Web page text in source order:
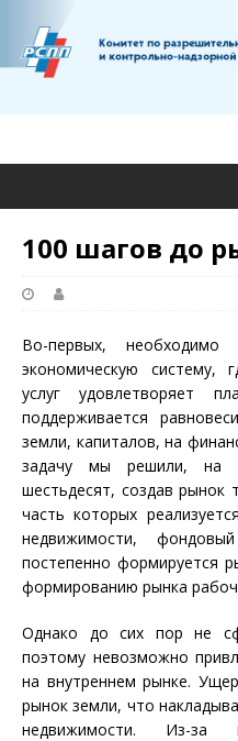
100 шагов до
Во-первых, необходимо
экономическую систему,
услуг удовлетворяет
поддерживается
земли, капиталов, на
задачу мы решили, на
шестьдесят, создав рынок
часть которых
недвижимости,
постепенно формируется
формированию рынка
Однако до сих пор не
поэтому невозможно
на внутреннем рынке.
рынок земли, что
недвижимости. Из-за